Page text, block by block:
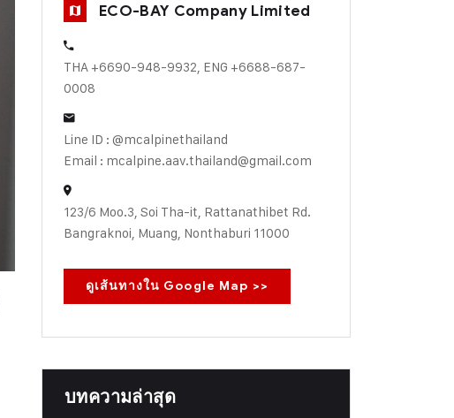
ECO-BAY Company Limited
THA +6690-948-9932, ENG +6688-687-
0008
Line ID : @mcalpinethailand
Email : mcalpine.aav.thailand@gmail.com
123/6 Moo.3, Soi Tha-it, Rattanathibet Rd.
Bangraknoi, Muang, Nonthaburi 11000
ดูเส้นทางใน Google Map >>
บทความล่าสุด